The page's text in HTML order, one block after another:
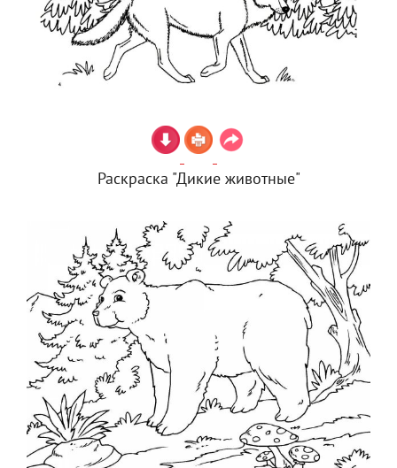
Раскраска "Дикие животные"